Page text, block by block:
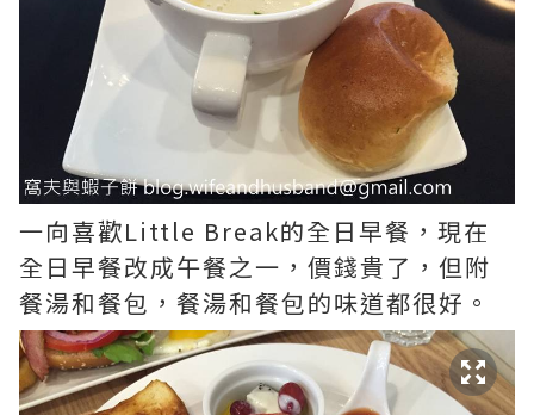
一向喜歡Little Break的全日早餐，現在
全日早餐改成午餐之一，價錢貴了，但附
餐湯和餐包，餐湯和餐包的味道都很好。